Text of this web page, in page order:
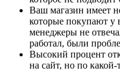
Ваш магазин имеет
которые покупают у
менеджеры не
работал, были
Высокий процент
на сайт, но по какой-